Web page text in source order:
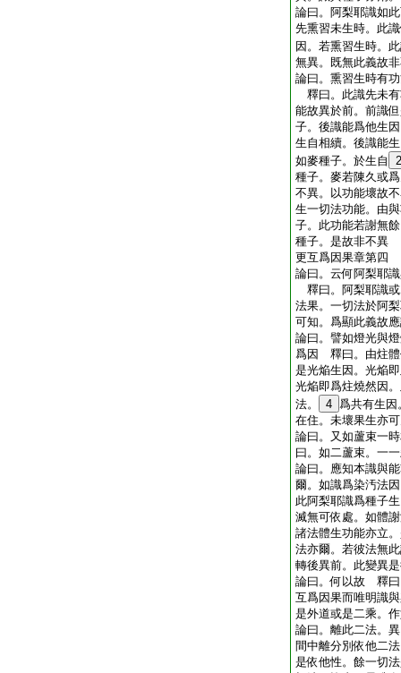
論曰。阿梨耶識如
先熏習未生時。此
因。若熏習生時。
無異。既無此義故
論曰。熏習生時有
釋曰。此識先未
能故異於前。前識
子。後識能爲他生
生自相續。後識能
如麥種子。於生自
2
種子。麥若陳久或
不異。以功能壞故
生一切法功能。由
子。此功能若謝無
種子。是故非不異
更互爲因果章第四
論曰。云何阿梨耶
釋曰。阿梨耶識
法果。一切法於阿
可知。爲顯此義故
論曰。譬如燈光與
爲因 釋曰。由炷體
是光焔生因。光焔
光焔即爲炷燒然因
法。
4 爲共有生因
在住。未壞果生亦
論曰。又如蘆束一
曰。如二蘆束。一
論曰。應知本識與
爾。如識爲染汚法
此阿梨耶識爲種子
滅無可依處。如體
諸法體生功能亦立
法亦爾。若彼法無
轉後異前。此變異
論曰。何以故 釋曰
互爲因果而唯明識
是外道或是二乘。
論曰。離此二法。
間中離分別依他二
是依他性。餘一切